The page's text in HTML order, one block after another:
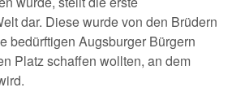
dar. Diese wurde von den Brüdern
bedürftigen Augsburger Bürgern
Platz schaffen wollten, an dem